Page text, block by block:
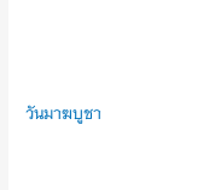
วันมาฆบูชา